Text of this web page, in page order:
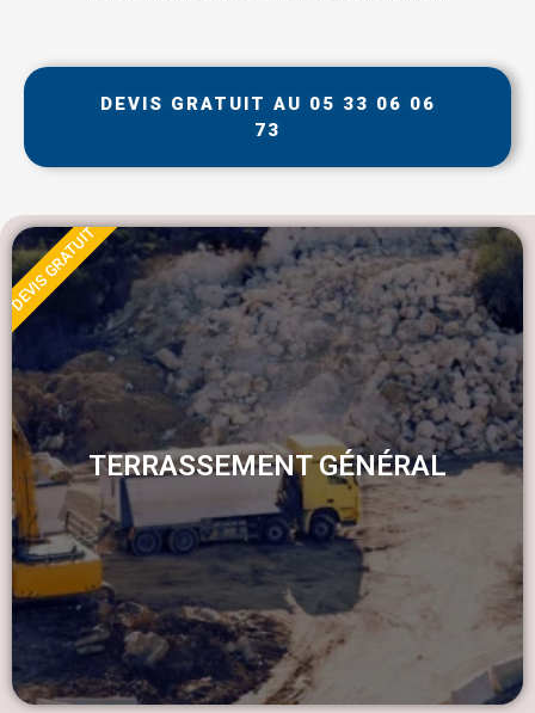
DEVIS GRATUIT AU 05 33 06 06
73
TERRASSEMENT GÉNÉRAL
DEVIS GRATUIT